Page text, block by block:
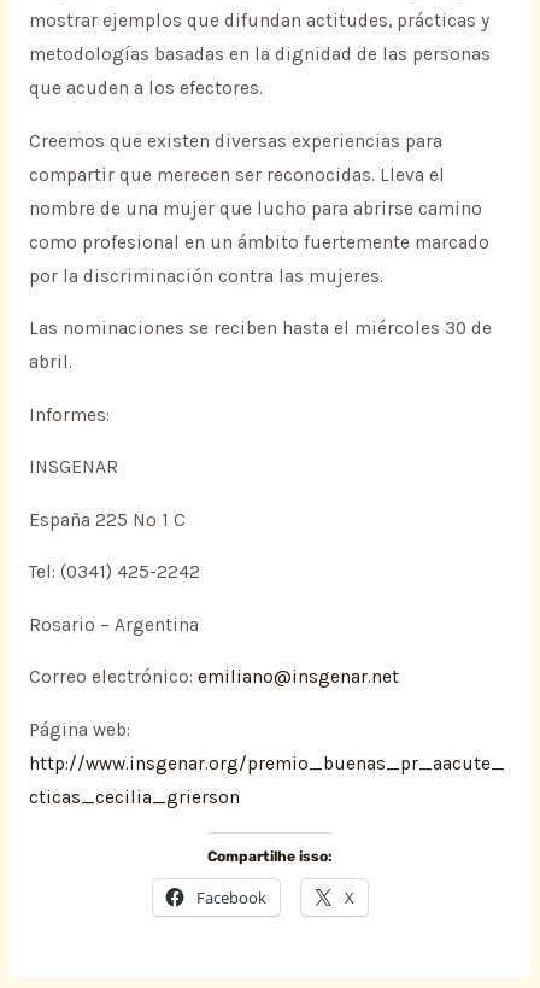
mostrar ejemplos que difundan actitudes, prácticas y
metodologías basadas en la dignidad de las personas
que acuden a los efectores.
Creemos que existen diversas experiencias para
compartir que merecen ser reconocidas. Lleva el
nombre de una mujer que lucho para abrirse camino
como profesional en un ámbito fuertemente marcado
por la discriminación contra las mujeres.
Las nominaciones se reciben hasta el miércoles 30 de
abril.
Informes:
INSGENAR
España 225 Nº 1 C
Tel: (0341) 425-2242
Rosario – Argentina
Correo electrónico: emiliano@insgenar.net
Página web:
http://www.insgenar.org/premio_buenas_pr_aacute_
cticas_cecilia_grierson
Compartilhe isso:
Facebook X